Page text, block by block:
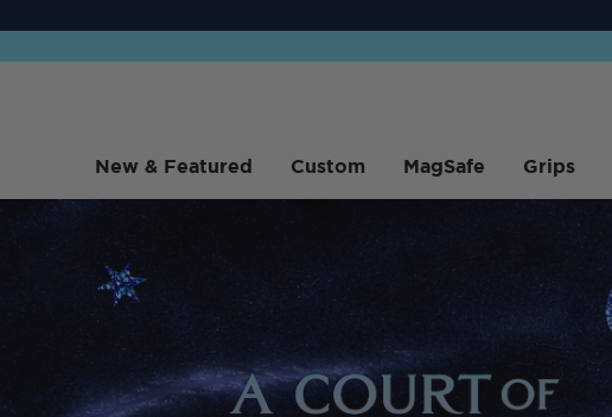
New & Featured Custom MagSafe Grips